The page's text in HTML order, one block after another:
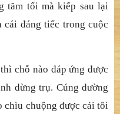
tăm tối mà kiếp sau lại
đáng tiếc trong cuộc
chỗ nào đáp ứng được
dừng trụ. Cúng dường
chìu chuộng được cái tôi